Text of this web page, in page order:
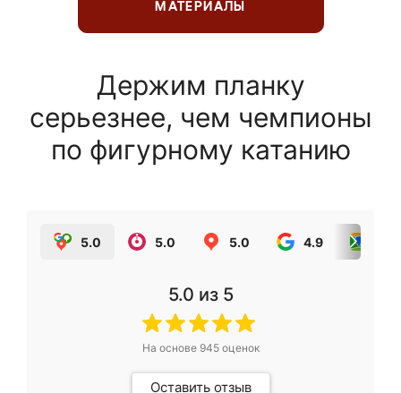
МАТЕРИАЛЫ
Держим планку
серьезнее, чем чемпионы
по фигурному катанию
5.0 5.0 5.0 4.9
5.0 из 5
На основе 945оценок
Оставить отзыв